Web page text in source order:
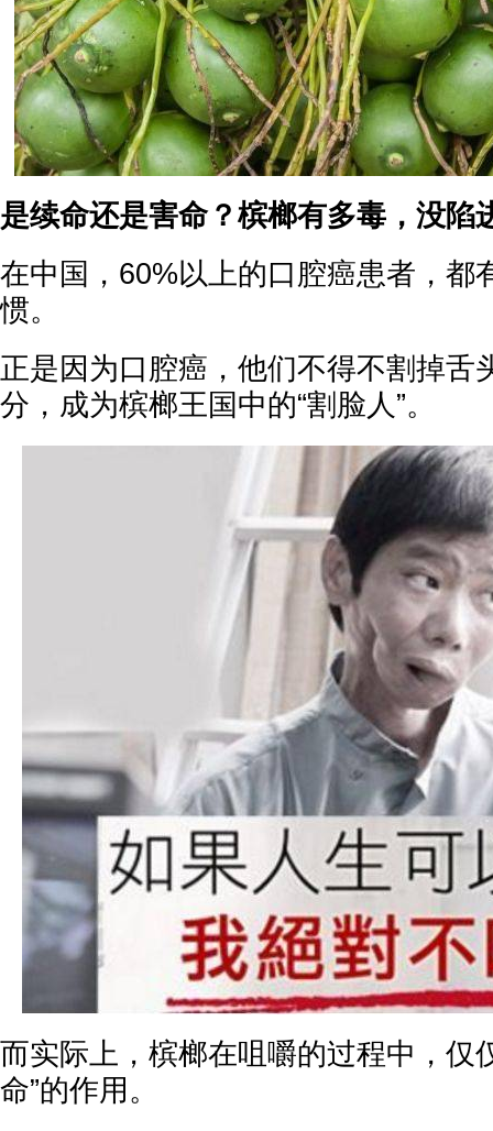
是续命还是害命？ 槟榔有多毒，没陷
在中国，60%以上的口腔癌患者，都
惯。
正是因为口腔癌，他们不得不割掉舌
分，成为槟榔王国中的“割脸人”。
而实际上，槟榔在咀嚼的过程中，仅
命”的作用。